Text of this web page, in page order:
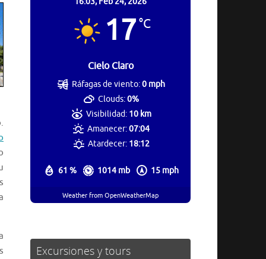
17°C
Cielo Claro
61 % 1014 mb 15 mph
Ráfagas de viento:0 mph
Clouds:0%
Visibilidad: 10 km
Amanecer:07:04
Atardecer: 18:12
Weather from OpenWeatherMap
Excursiones y tours